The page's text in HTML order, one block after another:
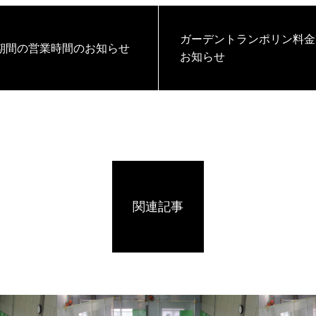
間の営業時間のお知らせ
ガーデントランポリン料
お知らせ
関連記事